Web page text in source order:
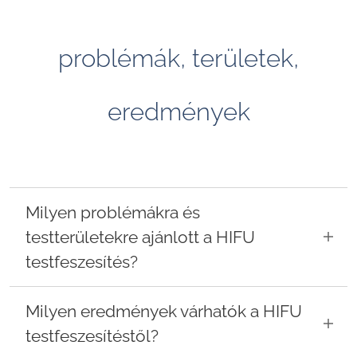
problémák, területek,
eredmények
Milyen problémákra és
testterületekre ajánlott a HIFU
testfeszesítés?
megereszkedett, laza bőr feszesítésére
szolgál, nem pedig klasszikus fogyasztó
Milyen eredmények várhatók a HIFU
testfeszesítéstől?